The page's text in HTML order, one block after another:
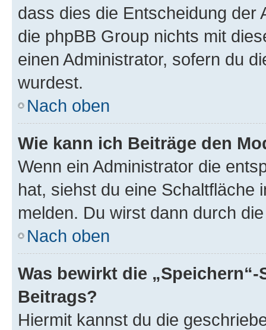
dass dies die Entscheidung der
die phpBB Group nichts mit
einen Administrator, sofern du
wurdest.
Nach oben
Wie kann ich Beiträge den
Wenn ein Administrator die
hat, siehst du eine Schaltfläche
melden. Du wirst dann durch
Nach oben
Was bewirkt die
Beitrags?
Hiermit kannst du die